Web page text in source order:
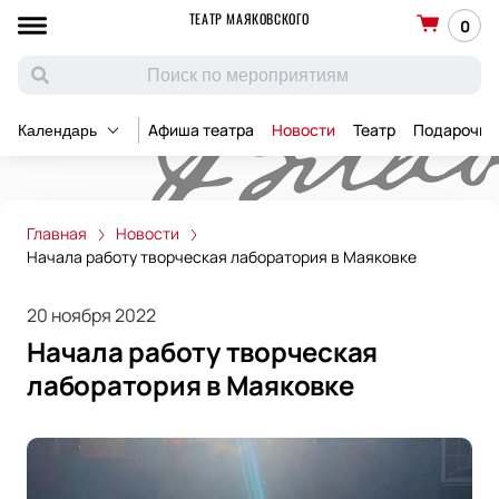
ТЕАТР МАЯКОВСКОГО 0
Календарь Афиша театра Новости Театр
Главная
Новости
Начала работу творческая лаборатория в Маяковке
20 ноября 2022
Начала работу творческая
лаборатория в Маяковке